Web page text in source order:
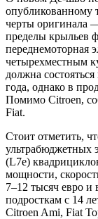
опубликованному
черты оригинала
пределы крыльев
переднемоторная
четырехместным
должна
года, однако в
Помимо Citroen,
Fiat.
Стоит отметить,
ультрабюджетных
(L7e)
мощности,
7–12 тысяч евро и
подросткам с 14
Citroen Ami, Fiat